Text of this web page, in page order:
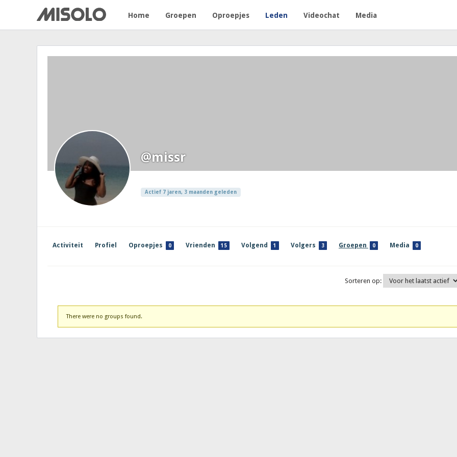
Home Groepen Oproepjes Leden Videochat Media
@missr
Actief 7 jaren, 3 maanden geleden
Activiteit Profiel Oproepjes 0 Vrienden 15 Volgend 1 Volgers 3 Groepen 0 Media 0
Sorteren op:
There were no groups found.